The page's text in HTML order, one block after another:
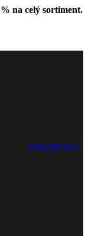
na celý sortiment.
info@franke-